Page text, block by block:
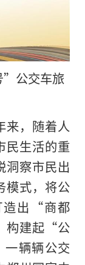
”公交车旅
来，随着人
民生活的重
洞察市民出
模式，将公
造出“商都
构建起“公
辆辆公交